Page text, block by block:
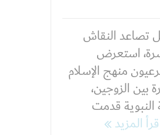
تصاعد النقاش
استعرض
منهج الإسلام
الزوجين،
قدمت
المزيد